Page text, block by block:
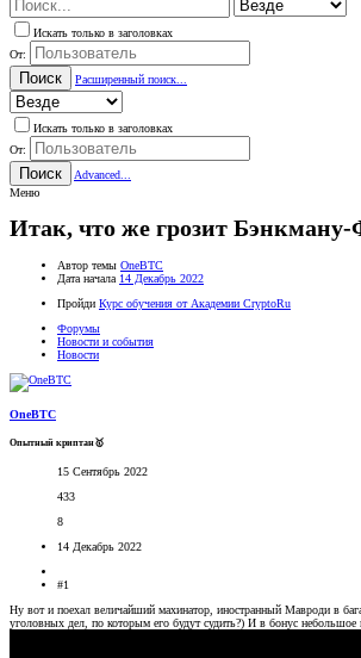
Искать только в заголовках
От:
Поиск Расширенный поиск...
Искать только в заголовках
От:
Поиск
Advanced...
Меню
Итак, что же грозит Бэнкману-
Автор темы OneBTC
Дата начала 14 Декабрь 2022
Пройди Курс обучения от Академии CryptoRu
Форумы
Новости и события
Новости
OneBTC
Опытный криптан🥇
15 Сентябрь 2022
433
8
14 Декабрь 2022
#1
Ну вот и поехал величайший махинатор, иностранный Мавроди в
уголовных дел, по которым его будут судить?) И в бонус небольшое